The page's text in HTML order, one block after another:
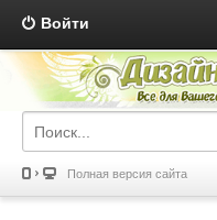
Войти
Полная версия сайта